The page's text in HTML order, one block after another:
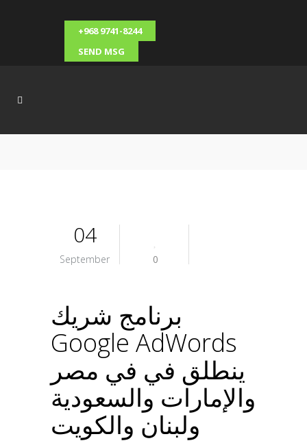
+968 9741-8244
SEND MSG
04
September 0
برنامج شريك
Google AdWords
ينطلق في في مصر
والإمارات والسعودية
ولبنان والكويت